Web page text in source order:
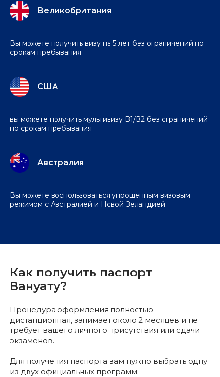
Великобритания
Вы можете получить визу на 5 лет без ограничений по
срокам пребывания
США
вы можете получить мультивизу B1/B2 без ограничений
по срокам пребывания
Австралия
Вы можете воспользоваться упрощенным визовым
режимом с Австралией и Новой Зеландией
Как получить паспорт
Вануату?
Процедура оформления полностью
дистанционная, занимает около 2 месяцев и не
требует вашего личного присутствия или сдачи
экзаменов.
Для получения паспорта вам нужно выбрать одну
из двух официальных программ: